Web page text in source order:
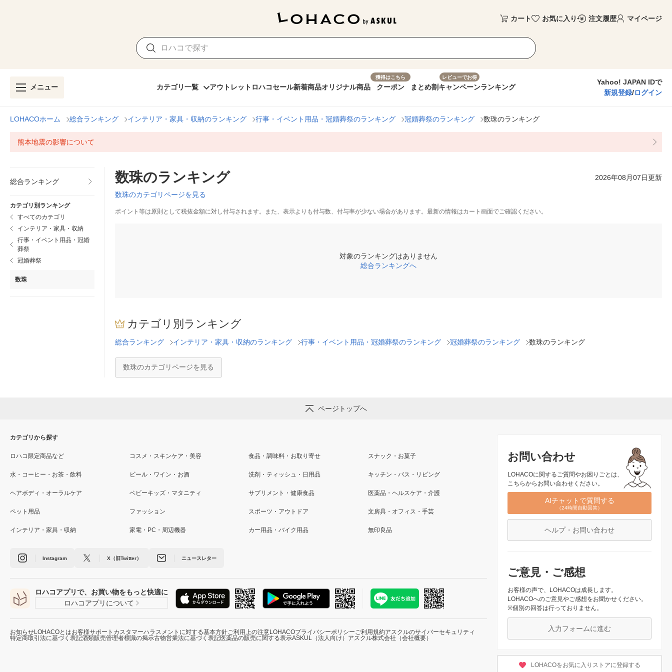
カート お気に入り 注文履歴 マイページ
メニュー カテゴリ一覧 アウトレット ロハコセール新着商品オリジナル商品
獲得はこちら
クーポン まとめ割
レビューでお得
キャンペーンランキング
Yahoo! JAPAN IDで
新規登録/ログイン
LOHACOホーム 総合ランキング インテリア・家具・収納のランキング 行事・イベント用品・冠婚葬祭のランキング 冠婚葬祭のランキング 数珠のランキング
熊本地震の影響について
総合ランキング
カテゴリ別ランキング
すべてのカテゴリ
インテリア・家具・収納
行事・イベント用品・冠婚
葬祭
冠婚葬祭
数珠
数珠のランキング 2026年08月07日更新
数珠のカテゴリページを見る
ポイント等は原則として税抜金額に対し付与されます。また、表示よりも付与数、付与率が少ない場合があります。最新の情報はカート画面でご確認ください。
対象のランキングはありません
総合ランキングへ
カテゴリ別ランキング
総合ランキング インテリア・家具・収納のランキング 行事・イベント用品・冠婚葬祭のランキング 冠婚葬祭のランキング 数珠のランキング
数珠のカテゴリページを見る
ページトップへ
お問い合わせ
LOHACOに関するご質問やお困りごとは、
こちらからお問い合わせください。
AIチャットで質問する
（24時間自動回答）
ヘルプ・お問い合わせ
ご意見・ご感想
お客様の声で、LOHACOは成長します。
LOHACOへのご意見やご感想をお聞かせください。
※個別の回答は行っておりません。
入力フォームに進む
LOHACOをお気に入りストアに登録する
カテゴリから探す
ロハコ限定商品など コスメ・スキンケア・美容 食品・調味料・お取り寄せ スナック・お菓子
水・コーヒー・お茶・飲料 ビール・ワイン・お酒 洗剤・ティッシュ・日用品 キッチン・バス・リビング
ヘアボディ・オーラルケア ベビーキッズ・マタニティ サプリメント・健康食品 医薬品・ヘルスケア・介護
ペット用品 ファッション スポーツ・アウトドア 文房具・オフィス・手芸
インテリア・家具・収納 家電・PC・周辺機器 カー用品・バイク用品 無印良品
Instagram X（旧Twitter） ニュースレター
ロハコアプリで、お買い物をもっと快適に
ロハコアプリについて
お知らせLOHACOとはお客様サポート カスタマーハラスメントに対する基本方針ご利用上の注意LOHACOプライバシーポリシーご利用規約アスクルのサイバーセキュリティ
特定商取引法に基づく表記酒類販売管理者標識の掲示古物営業法に基づく表記医薬品の販売に関する表示ASKUL（法人向け） アスクル株式会社（会社概要）